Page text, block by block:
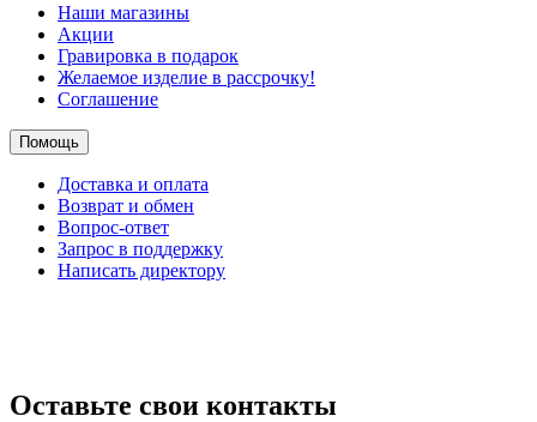
Наши магазины
Акции
Гравировка в подарок
Желаемое изделие в рассрочку!
Соглашение
Помощь
Доставка и оплата
Возврат и обмен
Вопрос-ответ
Запрос в поддержку
Написать директору
Оставьте свои контакты